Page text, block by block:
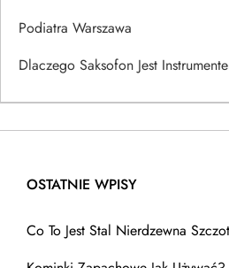
Podiatra Warszawa
Dlaczego Saksofon Jest
OSTATNIE WPISY
Co To Jest Stal Nierdzewna